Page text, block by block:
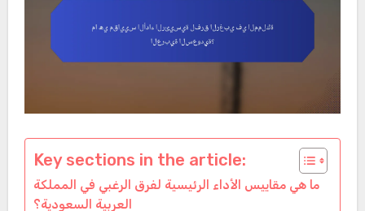
Key sections in the article:
ما هي مقاييس الأداء الرئيسية لفرق الرغبي في المملكة
العربية السعودية؟